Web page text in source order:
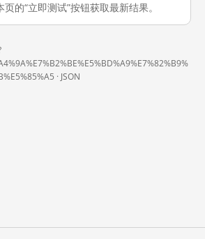
的“立即测试”按钮获取最新结果。
· JSON